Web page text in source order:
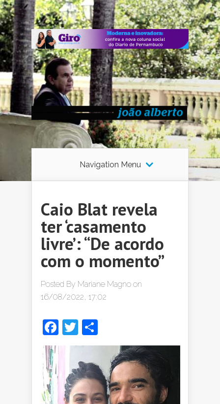
Navigation Menu
Caio Blat revela
ter ‘casamento
livre’: “De acordo
com o momento”
Posted By Mariane Magno on
16/08/2022, 17:02
Facebook
Twitter